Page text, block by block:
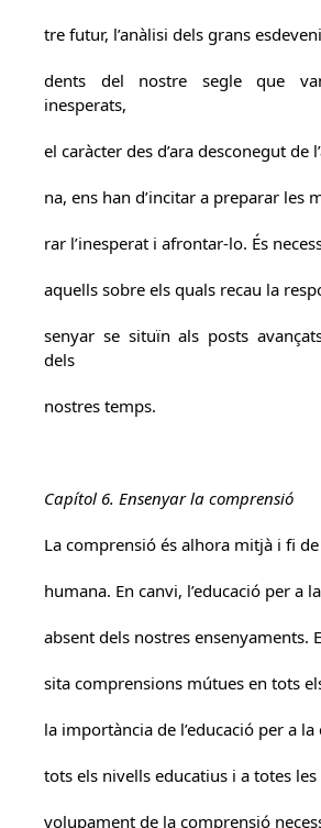
tre futur, l’anàlisi dels grans
dents del nostre segle que
inesperats,
el caràcter des d’ara desconegut de
na, ens han d’incitar a preparar les
rar l’inesperat i afrontar-lo. És
aquells sobre els quals recau la
senyar se situïn als posts
dels
nostres temps.
Capítol 6. Ensenyar la comprensió
La comprensió és alhora mitjà i fi
humana. En canvi, l’educació per a
absent dels nostres ensenyaments.
sita comprensions mútues en tots
la importància de l’educació per a
tots els nivells educatius i a totes les
volupament de la comprensió